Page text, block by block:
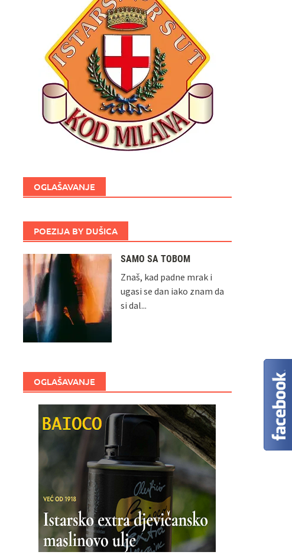
OGLAŠAVANJE
POEZIJA BY DUŠICA
SAMO SA TOBOM
Znaš, kad padne mrak i
ugasi se dan iako znam da
si dal...
OGLAŠAVANJE